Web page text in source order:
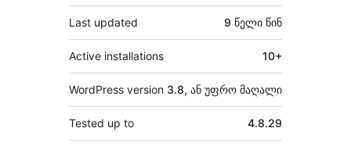
Last updated 9 წელი წინ
Active installations 10+
WordPress version 3.8, ან უფრო მაღალი
Tested up to 4.8.29